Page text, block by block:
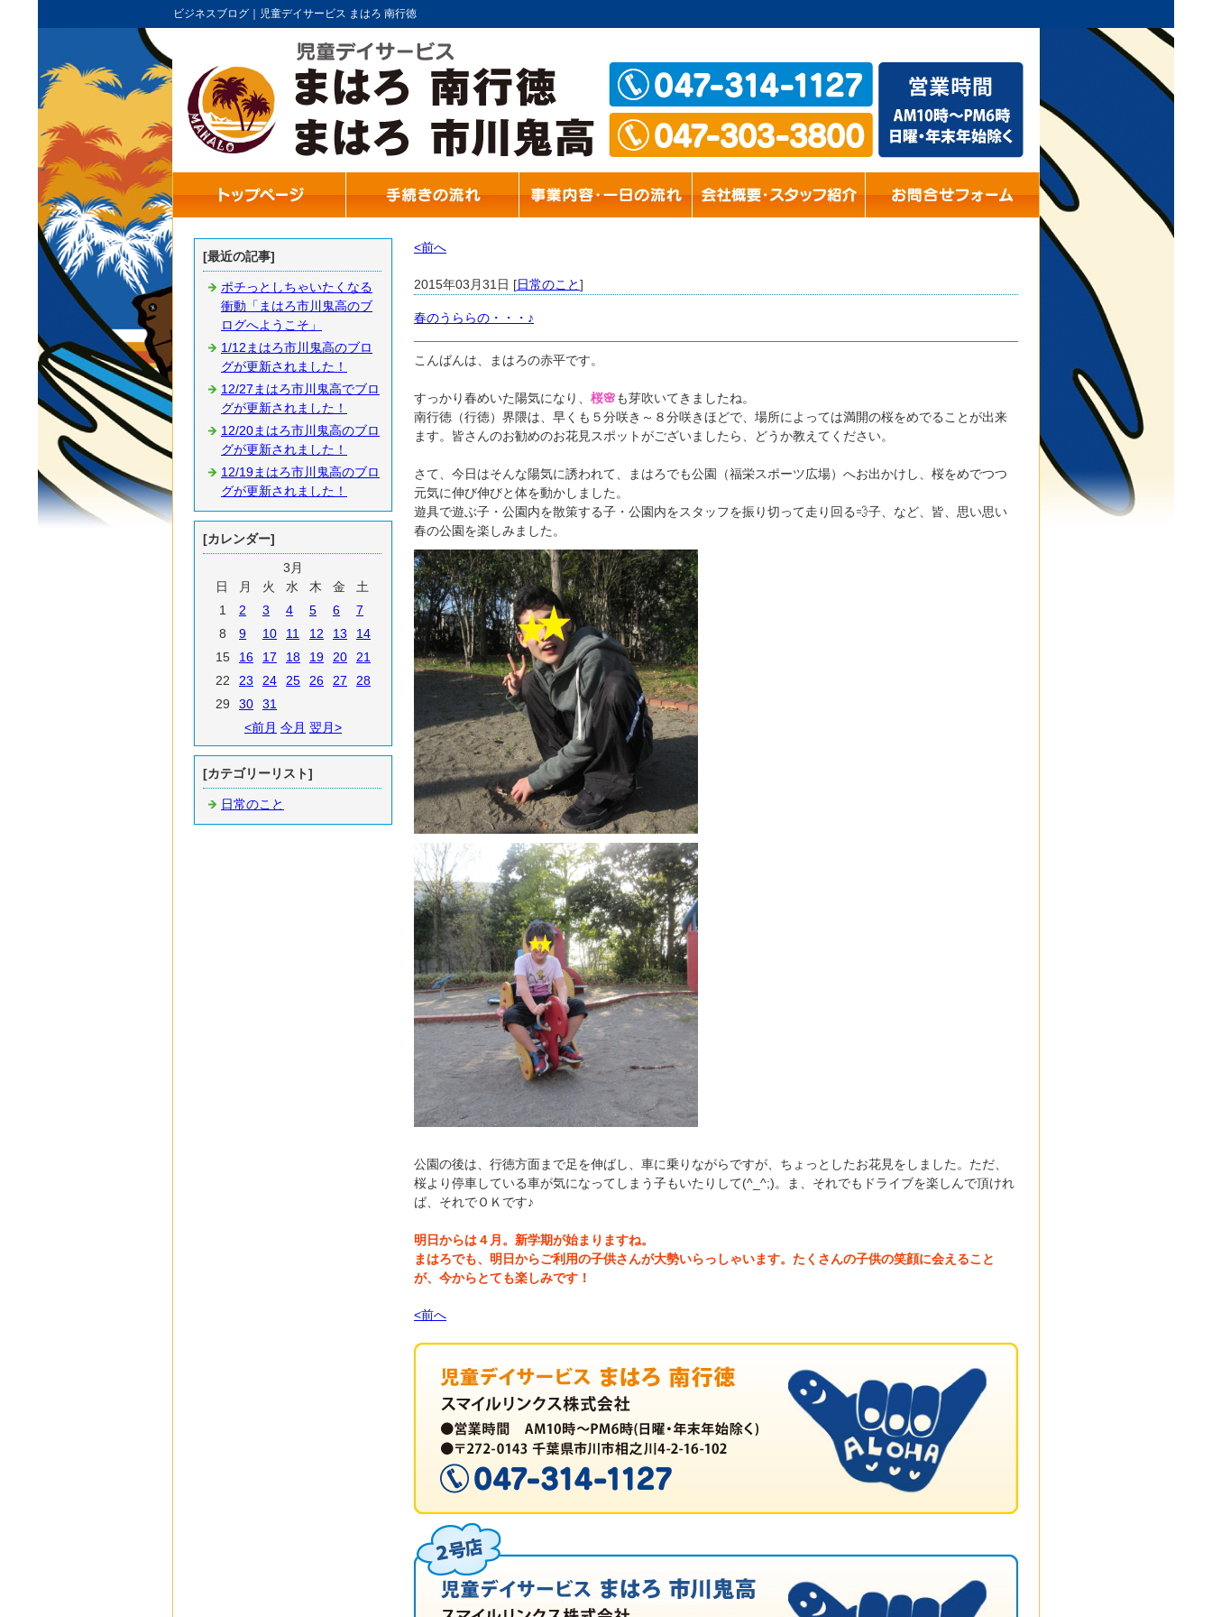
ビジネスブログ｜児童デイサービス まはろ 南行徳
[最近の記事]
ポチっとしちゃいたくなる
衝動「まはろ市川鬼高のブ
ログへようこそ」
1/12まはろ市川鬼高のブロ
グが更新されました！
12/27まはろ市川鬼高でブロ
グが更新されました！
12/20まはろ市川鬼高のブロ
グが更新されました！
12/19まはろ市川鬼高のブロ
グが更新されました！
[カレンダー]
3月
日
月 火 水 木 金
土
1
2 3 4 5 6
7
8
9 10 11 12 13
14
15
16 17 18 19 20
21
22
23 24 25 26 27
28
29
30
31
<前月 今月 翌月>
[カテゴリーリスト]
日常のこと
<前へ
2015年03月31日 [日常のこと]
春のうららの・・・♪
こんばんは、まはろの赤平です。
すっかり春めいた陽気になり、 桜🌸も芽吹いてきましたね。
南行徳（行徳）界隈は、早くも５分咲き～８分咲きほどで、場所によっては満開の桜をめでることが出来
ます。皆さんのお勧めのお花見スポットがございましたら、どうか教えてください。
さて、今日はそんな陽気に誘われて、まはろでも公園（福栄スポーツ広場）へお出かけし、桜をめでつつ
元気に伸び伸びと体を動かしました。
遊具で遊ぶ子・公園内を散策する子・公園内をスタッフを振り切って走り回る💨子、など、皆、思い思い
春の公園を楽しみました。
公園の後は、行徳方面まで足を伸ばし、車に乗りながらですが、ちょっとしたお花見をしました。ただ、
桜より停車している車が気になってしまう子もいたりして(^_^;)。ま、それでもドライブを楽しんで頂けれ
ば、それでＯＫです♪
明日からは４月。新学期が始まりますね。
まはろでも、明日からご利用の子供さんが大勢いらっしゃいます。たくさんの子供の笑顔に会えること
が、今からとても楽しみです！
<前へ